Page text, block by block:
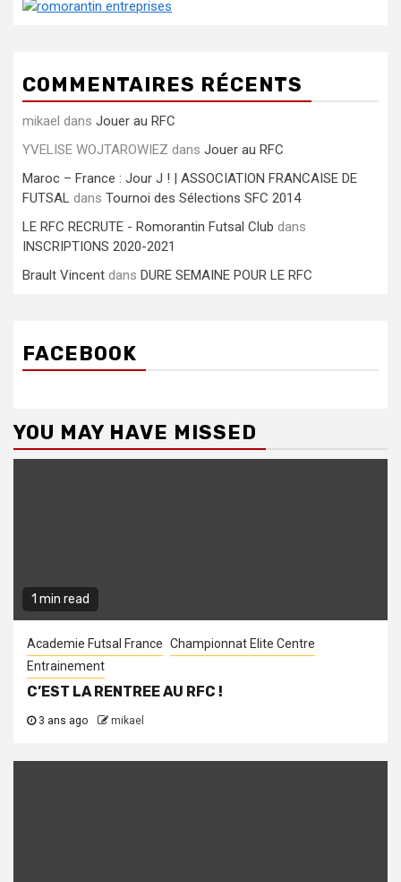
COMMENTAIRES RÉCENTS
mikael dans Jouer au RFC
YVELISE WOJTAROWIEZ dans Jouer au RFC
Maroc – France : Jour J ! | ASSOCIATION FRANCAISE DE
FUTSAL dans Tournoi des Sélections SFC 2014
LE RFC RECRUTE - Romorantin Futsal Club dans
INSCRIPTIONS 2020-2021
Brault Vincent dans DURE SEMAINE POUR LE RFC
FACEBOOK
YOU MAY HAVE MISSED
1 min read
Academie Futsal France Championnat Elite Centre
Entrainement
C’EST LA RENTREE AU RFC !
3 ans ago mikael